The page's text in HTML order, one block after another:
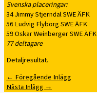
Svenska placeringar:
34 Jimmy Stjerndal SWE ÄFK
56 Ludvig Flyborg SWE ÄFK
59 Oskar Weinberger SWE ÄFK
77 deltagare
Detaljresultat.
← Föregående Inlägg
Nästa Inlägg →